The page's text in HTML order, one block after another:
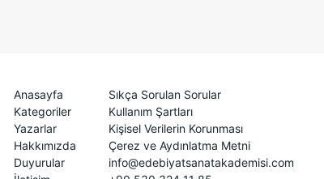
Anasayfa
Kategoriler
Yazarlar
Hakkımızda
Duyurular
Sıkça Sorulan Sorular
Kullanım Şartları
Kişisel Verilerin Korunması
Çerez ve Aydınlatma Metni
info@edebiyatsanatakademisi.com